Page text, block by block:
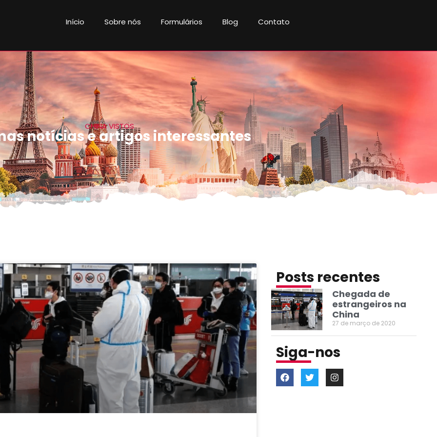
Início Sobre nós Formulários Blog Contato
CHINA VISTOS
notícias e artigos interessantes
Posts recentes
Chegada de
estrangeiros na
China
27 de março de 2020
Siga-nos